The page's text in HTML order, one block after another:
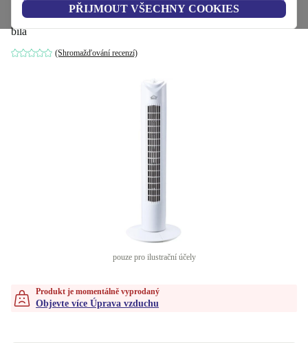
PŘIJMOUT VŠECHNY COOKIES
DCG VE9095 věžový ventilátor
bílá
(Shromažďování recenzí)
pouze pro ilustrační účely
Produkt je momentálně vyprodaný
Objevte více Úprava vzduchu